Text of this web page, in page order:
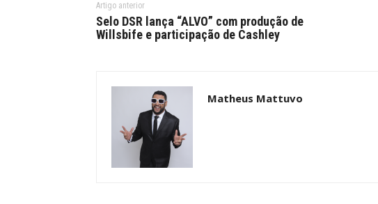
Artigo anterior
Selo DSR lança “ALVO” com produção de
Willsbife e participação de Cashley
Matheus Mattuvo